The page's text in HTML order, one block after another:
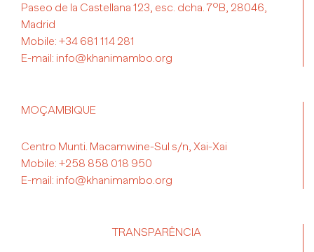
Paseo de la Castellana 123, esc. dcha. 7ºB, 28046,
Madrid
Mobile: +34 681 114 281
E-mail: info@khanimambo.org
MOÇAMBIQUE
Centro Munti. Macamwine-Sul s/n, Xai-Xai
Mobile: +258 858 018 950
E-mail: info@khanimambo.org
TRANSPARÊNCIA